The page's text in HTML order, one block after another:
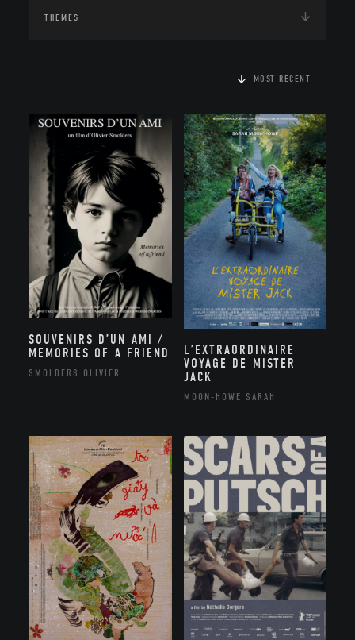
THEMES
MOST RECENT
SOUVENIRS D’UN AMI /
MEMORIES OF A FRIEND
SMOLDERS OLIVIER
L’EXTRAORDINAIRE
VOYAGE DE MISTER
JACK
MOON-HOWE SARAH